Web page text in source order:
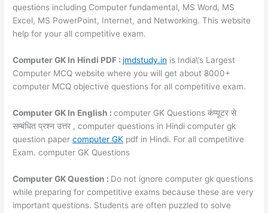
questions including Computer fundamental, MS Word, MS
Excel, MS PowerPoint, Internet, and Networking. This website
help for your all competitive exam.
Computer GK In Hindi PDF :jmdstudy.in is India\’s Largest
Computer MCQ website where you will get about 8000+
computer MCQ objective questions for all competitive exam.
Computer GK In English :computer GK Questions कंप्यूटर से
सम्बंधित प्रश्न उत्तर , computer questions in Hindi computer gk
question papercomputer GK pdf in Hindi. For all competitive
Exam. computer GK Questions
Computer GK Question : Do not ignore computer gk questions
while preparing for competitive exams because these are very
important questions. Students are often puzzled to solve